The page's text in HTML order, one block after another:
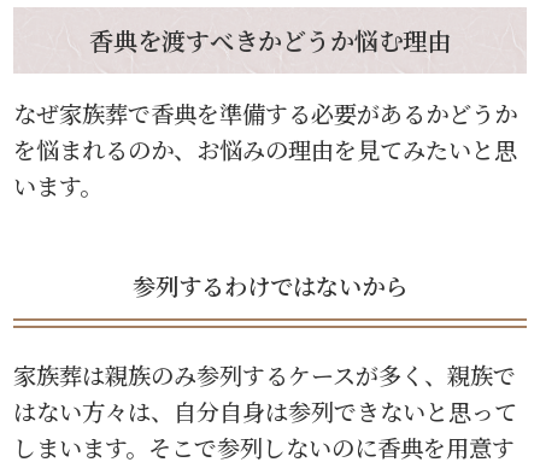
香典を渡すべきかどうか悩む理由
なぜ家族葬で香典を準備する必要があるかどうか
を悩まれるのか、お悩みの理由を見てみたいと思
います。
参列するわけではないから
家族葬は親族のみ参列するケースが多く、親族で
はない方々は、自分自身は参列できないと思って
しまいます。そこで参列しないのに香典を用意す